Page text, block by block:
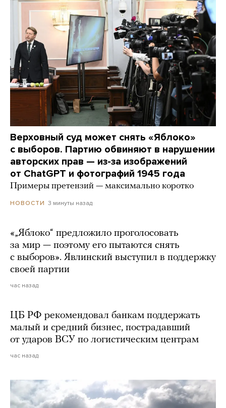
Верховный суд может снять «Яблоко»
с выборов. Партию обвиняют в нарушении
авторских прав — из-за изображений
от ChatGPT и фотографий 1945 года
Примеры претензий — максимально коротко
НОВОСТИ 3 минуты назад
«„Яблоко“ предложило проголосовать
за мир — поэтому его пытаются снять
с выборов». Явлинский выступил в поддержку
своей партии
час назад
ЦБ РФ рекомендовал банкам поддержать
малый и средний бизнес, пострадавший
от ударов ВСУ по логистическим центрам
час назад